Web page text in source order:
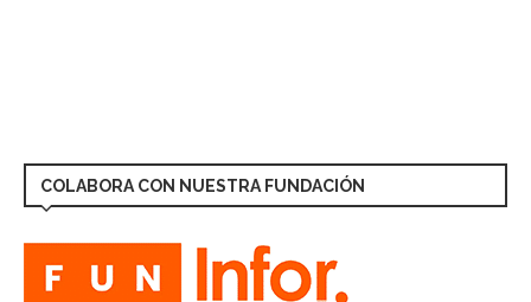
COLABORA CON NUESTRA FUNDACIÓN